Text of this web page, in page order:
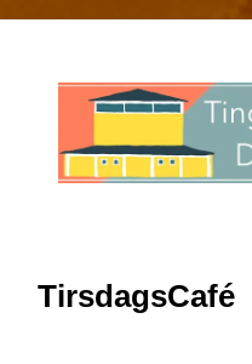
TirsdagsCafé